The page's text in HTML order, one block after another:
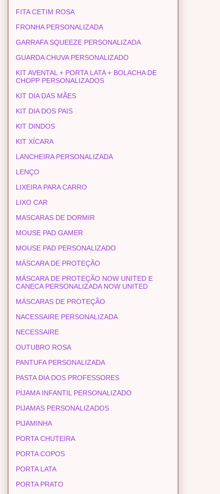
FITA CETIM ROSA
FRONHA PERSONALIZADA
GARRAFA SQUEEZE PERSONALIZADA
GUARDA CHUVA PERSONALIZADO
KIT AVENTAL + PORTA LATA + BOLACHA DE
CHOPP PERSONALIZADOS
KIT DIA DAS MÃES
KIT DIA DOS PAIS
KIT DINDOS
KIT XÍCARA
LANCHEIRA PERSONALIZADA
LENÇO
LIXEIRA PARA CARRO
LIXO CAR
MASCARAS DE DORMIR
MOUSE PAD GAMER
MOUSE PAD PERSONALIZADO
MÁSCARA DE PROTEÇÃO
MÁSCARA DE PROTEÇÃO NOW UNITED E
CANECA PERSONALIZADA NOW UNITED
MÁSCARAS DE PROTEÇÃO
NACESSAIRE PERSONALIZADA
NECESSAIRE
OUTUBRO ROSA
PANTUFA PERSONALIZADA
PASTA DIA DOS PROFESSORES
PIJAMA INFANTIL PERSONALIZADO
PIJAMAS PERSONALIZADOS
PIJAMINHA
PORTA CHUTEIRA
PORTA COPOS
PORTA LATA
PORTA PRATO